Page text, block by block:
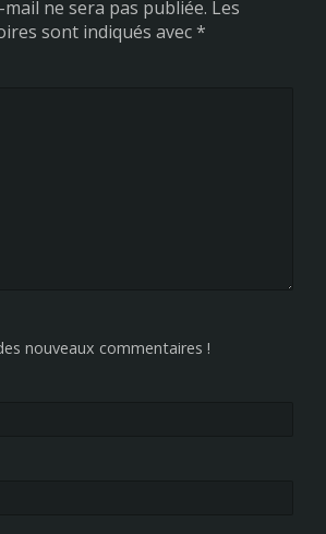
ne sera pas publiée. Les
sont indiqués avec*
nouveaux commentaires !